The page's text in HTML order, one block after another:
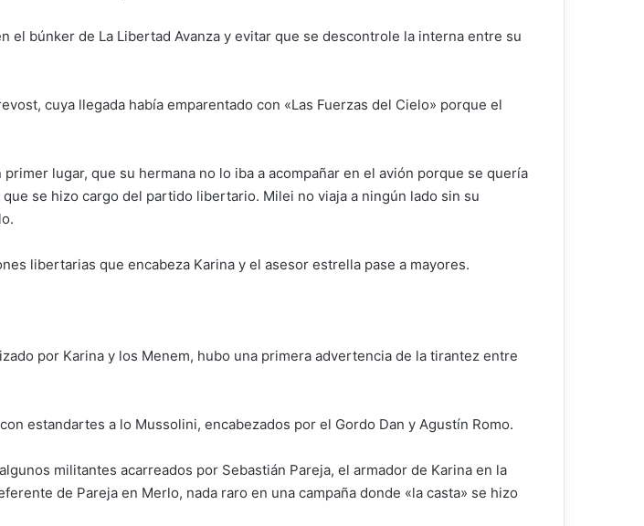
el búnker de La Libertad Avanza y evitar que se descontrole la interna entre su
cuya llegada había emparentado con «Las Fuerzas del Cielo» porque el
lugar, que su hermana no lo iba a acompañar en el avión porque se quería
se hizo cargo del partido libertario. Milei no viaja a ningún lado sin su
libertarias que encabeza Karina y el asesor estrella pase a mayores.
por Karina y los Menem, hubo una primera advertencia de la tirantez entre
estandartes a lo Mussolini, encabezados por el Gordo Dan y Agustín Romo.
militantes acarreados por Sebastián Pareja, el armador de Karina en la
de Pareja en Merlo, nada raro en una campaña donde «la casta» se hizo